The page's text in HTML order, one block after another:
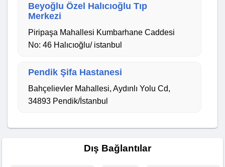
Beyoğlu Özel Halıcıoğlu Tıp
Merkezi
Piripaşa Mahallesi Kumbarhane Caddesi
No: 46 Halıcıoğlu/ istanbul
Pendik Şifa Hastanesi
Bahçelievler Mahallesi, Aydınlı Yolu Cd,
34893 Pendik/İstanbul
Dış Bağlantılar